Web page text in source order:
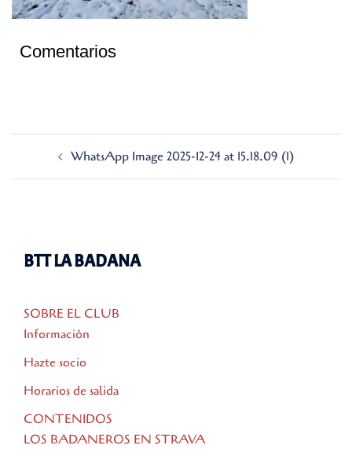
Comentarios
WhatsApp Image 2025-12-24 at 15.18.09 (1)
BTT LA BADANA
SOBRE EL CLUB
Información
Hazte socio
Horarios de salida
CONTENIDOS
LOS BADANEROS EN STRAVA